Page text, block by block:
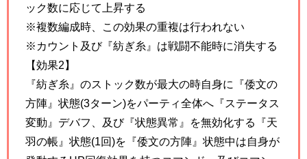
ック数に応じて上昇する
※複数編成時、この効果の重複は行われない
※カウント及び『紡ぎ糸』は戦闘不能時に消失する
【効果2】
『紡ぎ糸』のストック数が最大の時自身に『倭文の
方陣』状態(3ターン)をパーティ全体へ『ステータス
変動』デバフ、及び『状態異常』を無効化する『天
羽の帳』状態(1回)を『倭文の方陣』状態中は自身が